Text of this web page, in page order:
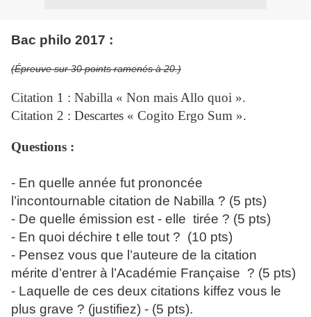
Bac philo 2017 :
(Épreuve sur 30 points ramenés à 20.)
Citation 1 : Nabilla « Non mais Allo quoi ».
Citation 2 : Descartes « Cogito Ergo Sum ».
Questions :
- En quelle année fut prononcée
l’incontournable citation de Nabilla ? (5 pts)
- De quelle émission est - elle tirée ? (5 pts)
- En quoi déchire t elle tout ? (10 pts)
- Pensez vous que l’auteure de la citation
mérite d’entrer à l’Académie Française ? (5 pts)
- Laquelle de ces deux citations kiffez vous le
plus grave ? (justifiez) - (5 pts).